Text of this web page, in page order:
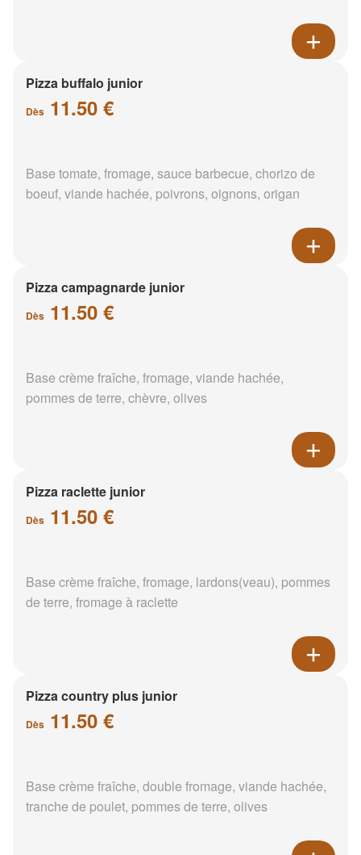
Pizza buffalo junior
Dès 11.50 €
Base tomate, fromage, sauce barbecue, chorizo de
boeuf, viande hachée, poivrons, oignons, origan
Pizza campagnarde junior
Dès 11.50 €
Base crème fraîche, fromage, viande hachée,
pommes de terre, chèvre, olives
Pizza raclette junior
Dès 11.50 €
Base crème fraîche, fromage, lardons(veau), pommes
de terre, fromage à raclette
Pizza country plus junior
Dès 11.50 €
Base crème fraîche, double fromage, viande hachée,
tranche de poulet, pommes de terre, olives